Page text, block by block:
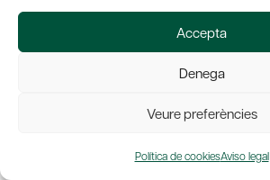
Accepta
Denega
Veure preferències
Política de cookiesAviso legal
Memoria anual 2020
8 de marzo de 2021
Memoria anual 2020